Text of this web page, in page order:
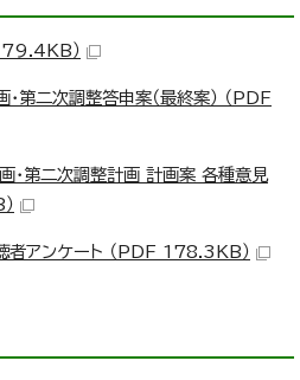
79.4KB）
第二次調整答申案（最終案） （PDF
・第二次調整計画 計画案 各種意見
者アンケート （PDF 178.3KB）